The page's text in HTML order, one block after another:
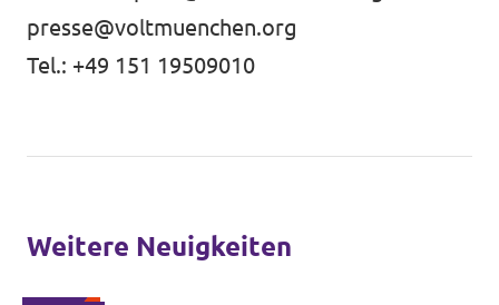
presse@voltmuenchen.org
Tel.: +49 151 19509010
Weitere Neuigkeiten